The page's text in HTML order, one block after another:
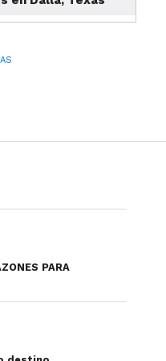
y las salas de
PARA